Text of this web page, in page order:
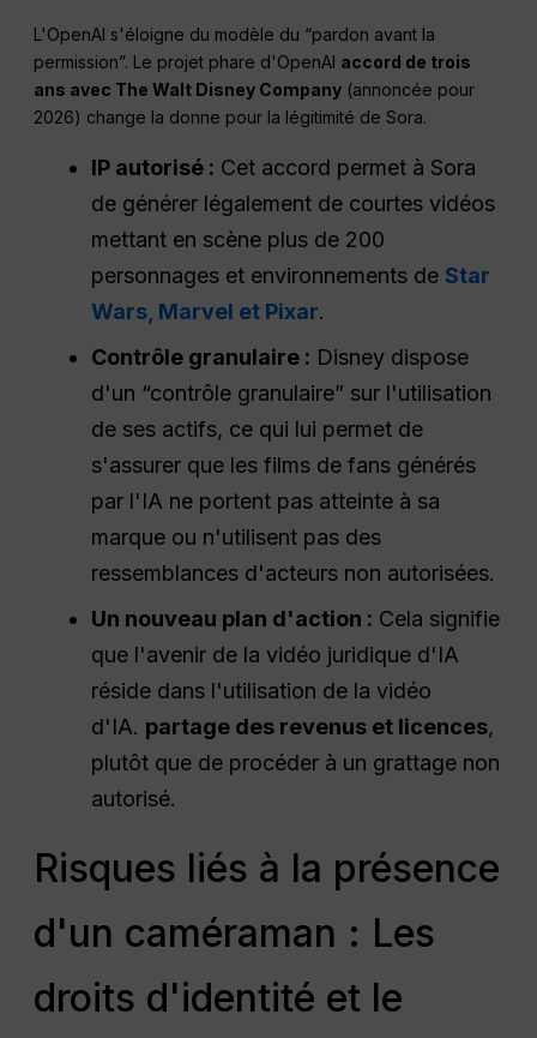
L'OpenAI s'éloigne du modèle du “pardon avant la
permission”. Le projet phare d'OpenAI accord de trois
ans avec The Walt Disney Company (annoncée pour
2026) change la donne pour la légitimité de Sora.
IP autorisé : Cet accord permet à Sora
de générer légalement de courtes vidéos
mettant en scène plus de 200
personnages et environnements de Star
Wars, Marvel et Pixar.
Contrôle granulaire : Disney dispose
d'un “contrôle granulaire” sur l'utilisation
de ses actifs, ce qui lui permet de
s'assurer que les films de fans générés
par l'IA ne portent pas atteinte à sa
marque ou n'utilisent pas des
ressemblances d'acteurs non autorisées.
Un nouveau plan d'action : Cela signifie
que l'avenir de la vidéo juridique d'IA
réside dans l'utilisation de la vidéo
d'IA. partage des revenus et licences,
plutôt que de procéder à un grattage non
autorisé.
Risques liés à la présence
d'un caméraman : Les
droits d'identité et le